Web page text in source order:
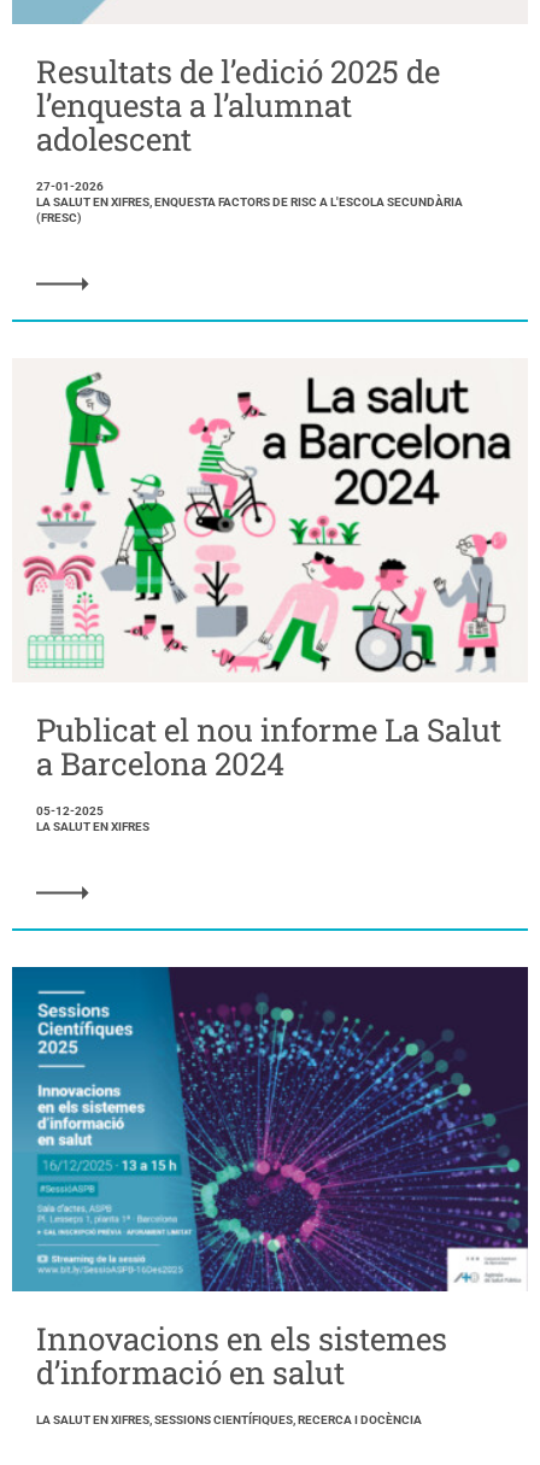
Resultats de l’edició 2025 de
l’enquesta a l’alumnat
adolescent
27-01-2026
LA SALUT EN XIFRES, ENQUESTA FACTORS DE RISC A L'ESCOLA SECUNDÀRIA
(FRESC)
Publicat el nou informe La Salut
a Barcelona 2024
05-12-2025
LA SALUT EN XIFRES
Innovacions en els sistemes
d’informació en salut
LA SALUT EN XIFRES, SESSIONS CIENTÍFIQUES, RECERCA I DOCÈNCIA